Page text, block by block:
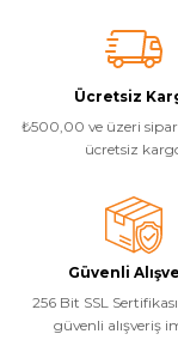
Görüş ve
Ürün resmi
Ürün
Ürün
Ürün fiyatı
Bu ürüne
Ücretsiz
₺500,00 ve üzeri
ücretsiz
Güvenli
256 Bit SSL
güvenli alışveriş